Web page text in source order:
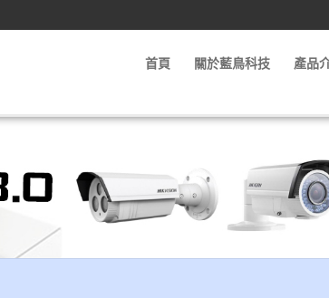
首頁 關於藍鳥科技 產品